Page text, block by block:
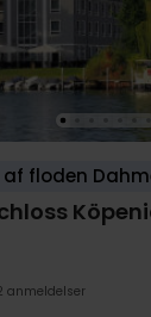
af floden
anmeldelser